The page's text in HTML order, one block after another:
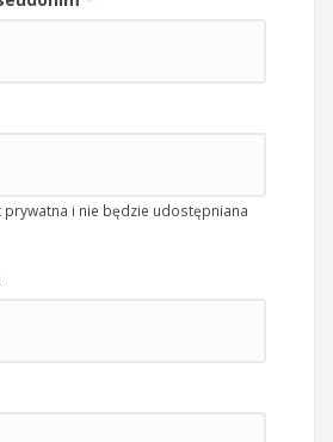
i nie będzie udostępniana